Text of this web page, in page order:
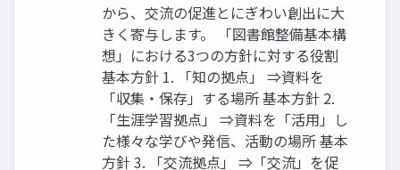
から、交流の促進とにぎわい創出に大
きく寄与します。 「図書館整備基本構
想」における3つの方針に対する役割
基本方針 1. 「知の拠点」 ⇒資料を
「収集・保存」する場所 基本方針 2.
「生涯学習拠点」 ⇒資料を「活用」し
た様々な学びや発信、活動の場所 基本
方針 3. 「交流拠点」 ⇒「交流」を促